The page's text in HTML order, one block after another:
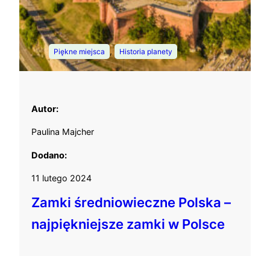
Piękne miejsca , Historia planety
Autor:
Paulina Majcher
Dodano:
11 lutego 2024
Zamki średniowieczne Polska –
najpiękniejsze zamki w Polsce